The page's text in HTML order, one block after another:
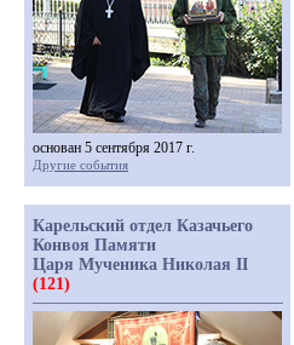
основан 5 сентября 2017 г.
Другие события
Карельский отдел Казачьего
Конвоя Памяти
Царя Мученика Николая II
(121)